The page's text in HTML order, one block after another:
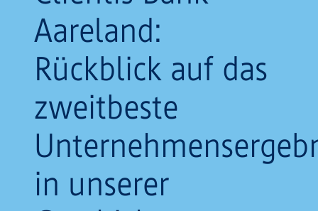
Aareland:
Rückblick auf das
zweitbeste
in unserer